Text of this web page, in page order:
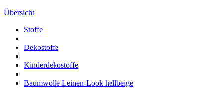
Übersicht
Stoffe
Dekostoffe
Kinderdekostoffe
Baumwolle Leinen-Look hellbeige